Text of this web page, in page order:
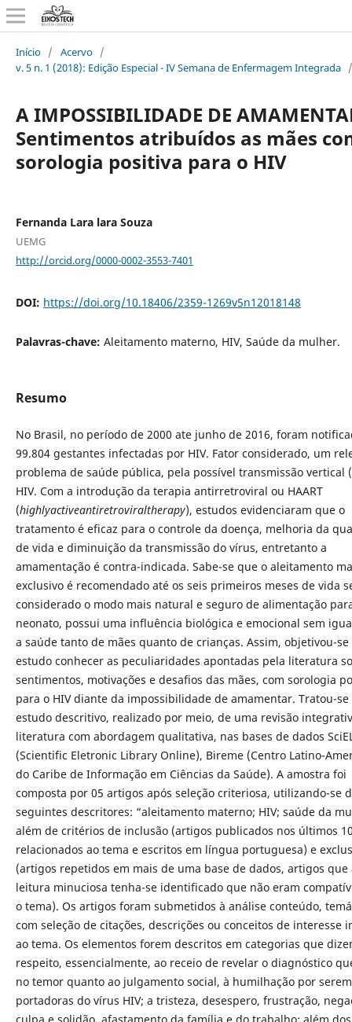
Início / Acervo /
v. 5 n. 1 (2018): Edição Especial - IV Semana de Enfermagem Integrada
A IMPOSSIBILIDADE DE
Sentimentos atribuídos as mães
sorologia positiva para o HIV
Fernanda Lara lara Souza
UEMG
http://orcid.org/0000-0002-3553-7401
DOI: https://doi.org/10.18406/2359-1269v5n12018148
Palavras-chave: Aleitamento materno, HIV, Saúde da mulher.
Resumo
No Brasil, no período de 2000 ate junho de 2016, foram
99.804 gestantes infectadas por HIV. Fator considerado, um
problema de saúde pública, pela possível transmissão vertical
HIV. Com a introdução da terapia antirretroviral ou HAART
(highlyactiveantiretroviraltherapy), estudos evidenciaram que o
tratamento é eficaz para o controle da doença, melhoria da
de vida e diminuição da transmissão do vírus, entretanto a
amamentação é contra-indicada. Sabe-se que o aleitamento
exclusivo é recomendado até os seis primeiros meses de vida
considerado o modo mais natural e seguro de alimentação
neonato, possui uma influência biológica e emocional sem
a saúde tanto de mães quanto de crianças. Assim, objetivou-se
estudo conhecer as peculiaridades apontadas pela literatura
sentimentos, motivações e desafios das mães, com sorologia
para o HIV diante da impossibilidade de amamentar. Tratou-
estudo descritivo, realizado por meio, de uma revisão
literatura com abordagem qualitativa, nas bases de dados
(Scientific Eletronic Library Online), Bireme (Centro Latino-
do Caribe de Informação em Ciências da Saúde). A amostra foi
composta por 05 artigos após seleção criteriosa, utilizando-se
seguintes descritores: “aleitamento materno; HIV; saúde da
além de critérios de inclusão (artigos publicados nos últimos
relacionados ao tema e escritos em língua portuguesa) e
(artigos repetidos em mais de uma base de dados, artigos que
leitura minuciosa tenha-se identificado que não eram
o tema). Os artigos foram submetidos à análise conteúdo,
com seleção de citações, descrições ou conceitos de interesse
ao tema. Os elementos forem descritos em categorias que
respeito, essencialmente, ao receio de revelar o diagnóstico
no temor quanto ao julgamento social, à humilhação por serem
portadoras do vírus HIV; a tristeza, desespero, frustração,
culpa e solidão, afastamento da família e do trabalho; além